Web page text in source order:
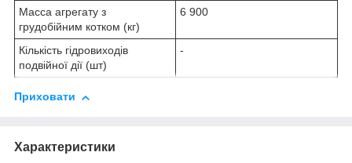
Масса агрегату з
грудобійним котком (кг)
6 900
Кількість гідровиходів
подвійної дії (шт)
-
Приховати
Характеристики